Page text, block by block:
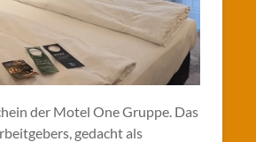
der Motel One Gruppe. Das
gedacht als